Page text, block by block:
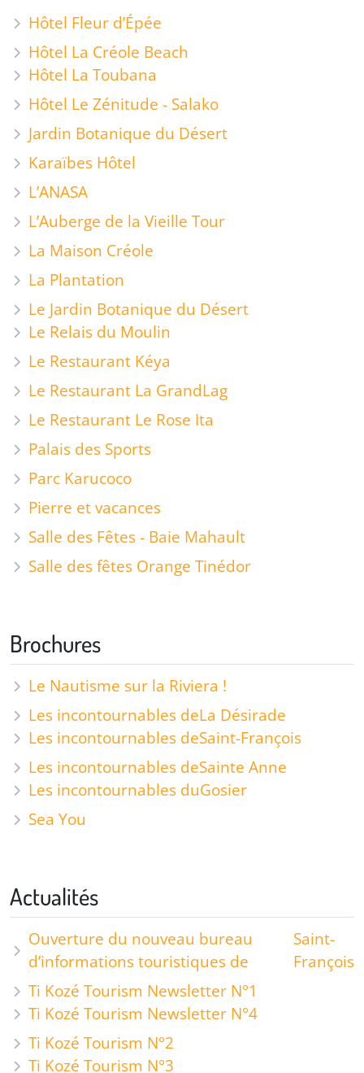
Hôtel Fleur d’Épée
Hôtel La Créole Beach
Hôtel La Toubana
Hôtel Le Zénitude - Salako
Jardin Botanique du Désert
Karaïbes Hôtel
L’ANASA
L’Auberge de la Vieille Tour
La Maison Créole
La Plantation
Le Jardin Botanique du Désert
Le Relais du Moulin
Le Restaurant Kéya
Le Restaurant La GrandLag
Le Restaurant Le Rose Ita
Palais des Sports
Parc Karucoco
Pierre et vacances
Salle des Fêtes - Baie Mahault
Salle des fêtes Orange Tinédor
Brochures
Le Nautisme sur la Riviera !
Les incontournables deLa Désirade
Les incontournables deSaint-François
Les incontournables deSainte Anne
Les incontournables duGosier
Sea You
Actualités
Ouverture du nouveau bureau
d’informations touristiques de
Saint-
François
Ti Kozé Tourism Newsletter N°1
Ti Kozé Tourism Newsletter N°4
Ti Kozé Tourism N°2
Ti Kozé Tourism N°3